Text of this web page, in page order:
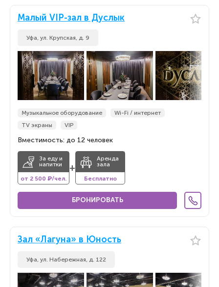
Малый VIP-зал в Дуслык
Уфа, ул. Крупская, д. 9
Музыкальное оборудование
Wi-Fi / интернет
TV экраны
VIP
Вместимость: до 12 человек
За еду и
напитки
от 2 500 ₽/чел.
+
Аренда
зала
Бесплатно
БРОНИРОВАТЬ
Зал «Лагуна» в Юность
Уфа, ул. Набережная, д. 122